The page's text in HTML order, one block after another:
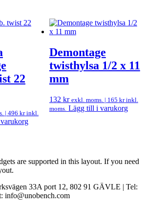
22
| 496 krinkl.
Demontage
twisthylsa 1/2 x 11
mm
132 kr exkl. moms. | 165 krinkl.
moms. Lägg till i varukorg
are supported in this layout. If you need
33A port 12, 802 91 GÄVLE | Tel:
info@unobench.com